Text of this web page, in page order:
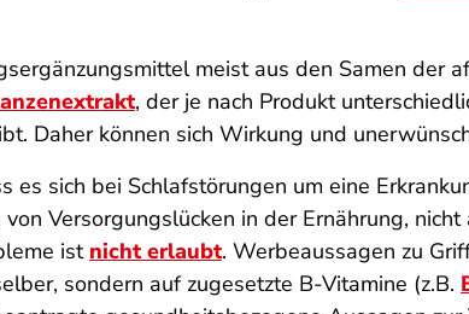
meist aus den Samen der
, der je nach Produkt
Daher können sich Wirkung und
es sich bei Schlafstörungen um eine
Versorgungslücken in der Ernährung,
ist nicht erlaubt. Werbeaussagen zu
sondern auf zugesetzte B-Vitamine (z.B.